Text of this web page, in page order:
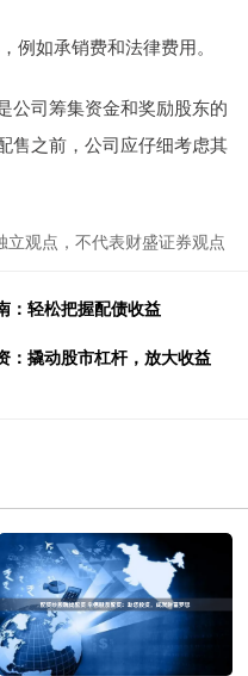
例如承销费和法律费用。
公司筹集资金和奖励股东的
售之前，公司应仔细考虑其
立观点，不代表财盛证券观点
：轻松把握配债收益
：撬动股市杠杆，放大收益